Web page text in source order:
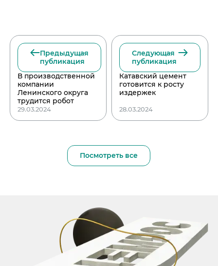
Предыдущая
публикация
В производственной
компании
Ленинского округа
трудится робот
29.03.2024
Следующая
публикация
Катавский цемент
готовится к росту
издержек
28.03.2024
Посмотреть все